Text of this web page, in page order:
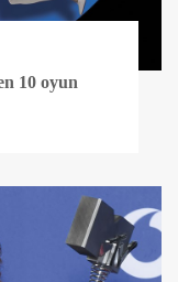
10 oyun